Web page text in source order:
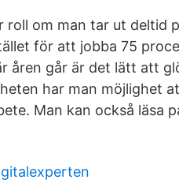
roll om man tar ut deltid
för att jobba 75
åren går är det lätt att
har man möjlighet
Man kan också läsa